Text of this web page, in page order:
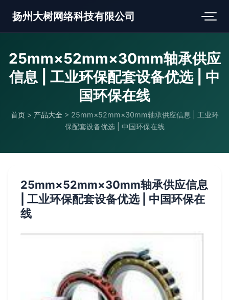
扬州大树网络科技有限公司
25mm×52mm×30mm轴承供应
信息 | 工业环保配套设备优选 | 中
国环保在线
首页 > 产品大全 > 25mm×52mm×30mm轴承供应信息 | 工业环
保配套设备优选 | 中国环保在线
25mm×52mm×30mm轴承供应信息
| 工业环保配套设备优选 | 中国环保在
线